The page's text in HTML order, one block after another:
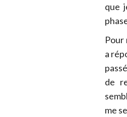
que
Pour
a
de
me